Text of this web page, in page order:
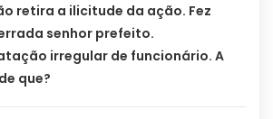
retira a ilicitude da ação. Fez
senhor prefeito.
irregular de funcionário. A
que?